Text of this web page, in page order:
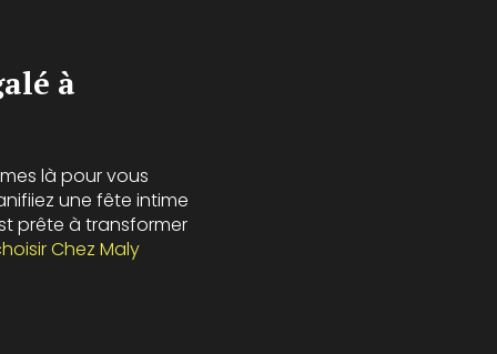
à
là pour vous
une fête intime
prête à transformer
Chez Maly